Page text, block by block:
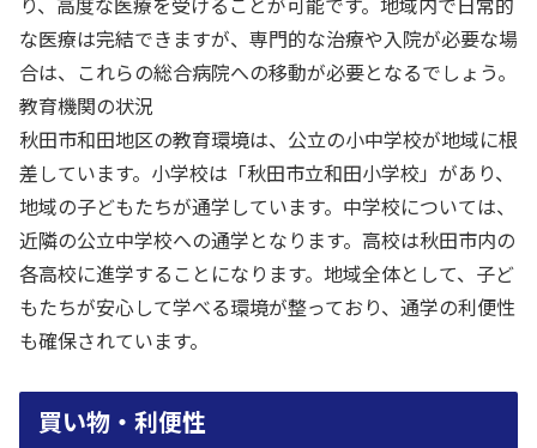
な医療は完結できますが、専門的な治療や入院が必要な場
合は、これらの総合病院への移動が必要となるでしょう。
教育機関の状況
秋田市和田地区の教育環境は、公立の小中学校が地域に根
差しています。小学校は「秋田市立和田小学校」があり、
地域の子どもたちが通学しています。中学校については、
近隣の公立中学校への通学となります。高校は秋田市内の
各高校に進学することになります。地域全体として、子ど
もたちが安心して学べる環境が整っており、通学の利便性
も確保されています。
買い物・利便性